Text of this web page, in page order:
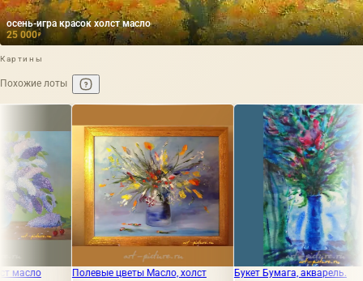
осень-игра красок холст масло
25 000₽
Картины
Похожие лоты
цветы Масло, холст Букет Бумага, акварель.
Синий